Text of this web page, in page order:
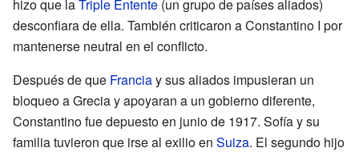
hizo que laTriple Entente (un grupo de países aliados)
desconfiara de ella. También criticaron a Constantino I por
mantenerse neutral en el conflicto.
Después de que Franciay sus aliados impusieran un
bloqueo a Grecia y apoyaran a un gobierno diferente,
Constantino fue depuesto en junio de 1917. Sofía y su
familia tuvieron que irse al exilio en Suiza. El segundo hijo